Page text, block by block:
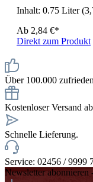
Inhalt: 0.75 Liter
Ab 2,84 €*
Direkt zum Produkt
Über 100.000
Kostenloser Versand
Schnelle Lieferung.
Service: 02456 / 9999
Newsletter abonnieren